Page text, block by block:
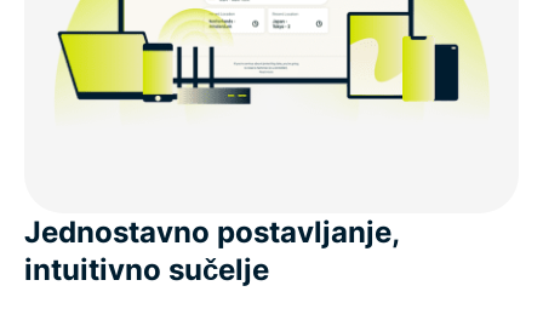
Jednostavno postavljanje,
intuitivno sučelje